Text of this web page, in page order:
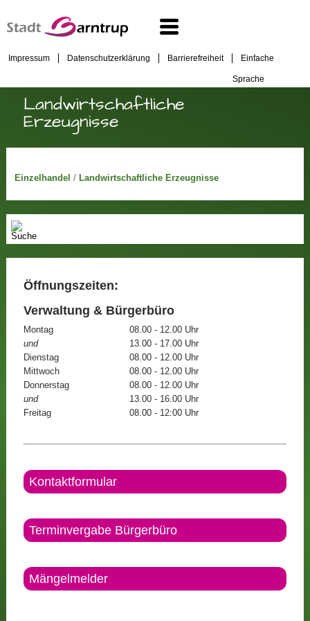
Impressum Datenschutzerklärung Barrierefreiheit Einfache
Sprache
Landwirtschaftliche
Erzeugnisse
Einzelhandel/ Landwirtschaftliche Erzeugnisse
Öffnungszeiten:
Verwaltung & Bürgerbüro
Montag
08.00 - 12.00 Uhr
und
13.00 - 17.00 Uhr
Dienstag
08.00 - 12.00 Uhr
Mittwoch
08.00 - 12.00 Uhr
Donnerstag
08.00 - 12.00 Uhr
und
13.00 - 16.00 Uhr
Freitag
08.00 - 12:00 Uhr
Kontaktformular
Terminvergabe Bürgerbüro
Mängelmelder